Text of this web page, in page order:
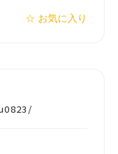
☆ お気に入り